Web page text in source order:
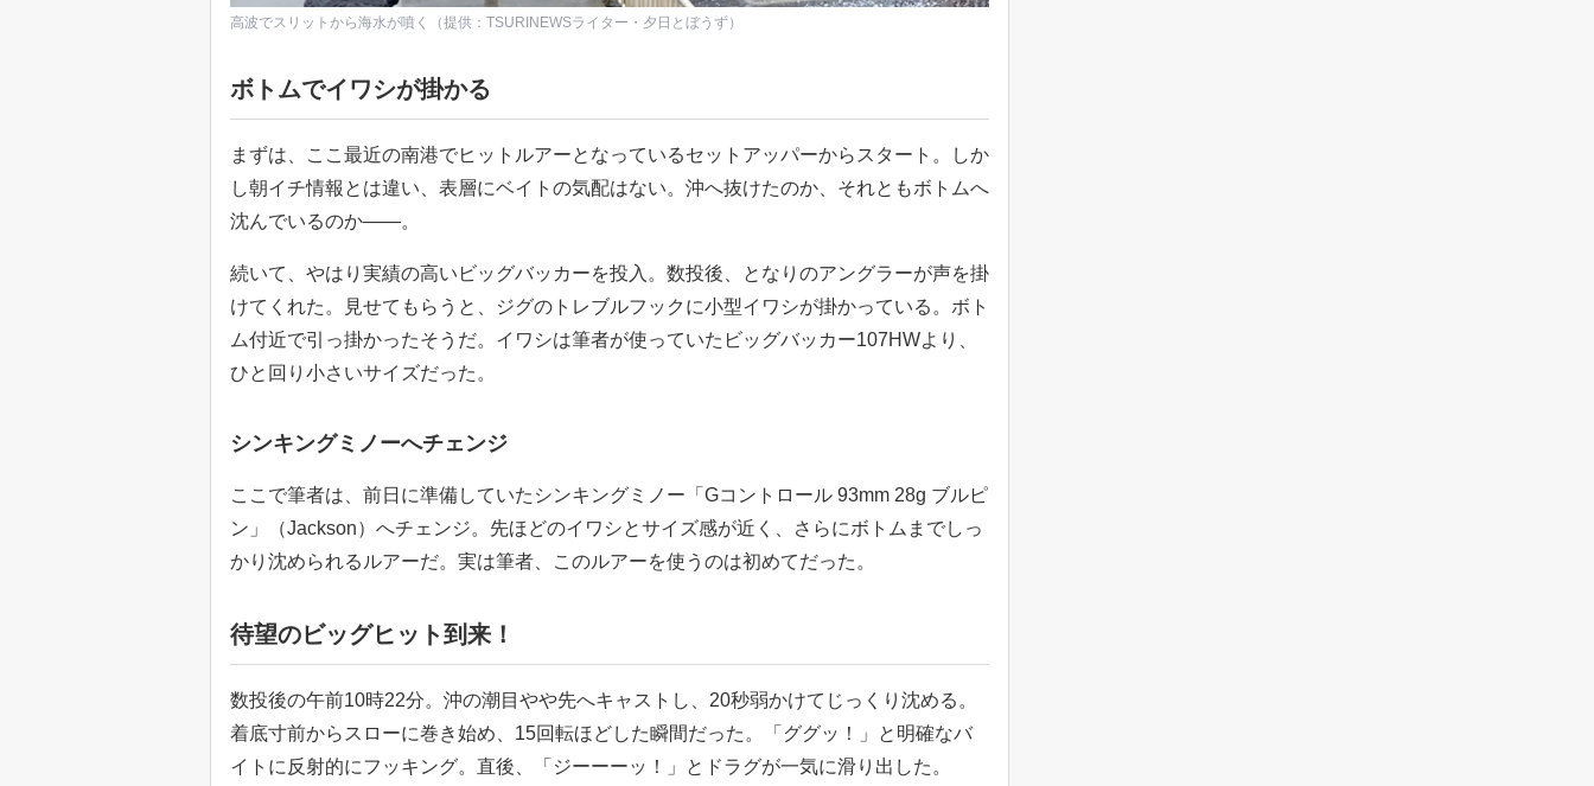
高波でスリットから海水が噴く（提供：TSURINEWSライター・夕日とぼうず）
ボトムでイワシが掛かる
まずは、ここ最近の南港でヒットルアーとなっているセットアッパーからスタート。しか
し朝イチ情報とは違い、表層にベイトの気配はない。沖へ抜けたのか、それともボトムへ
沈んでいるのか――。
続いて、やはり実績の高いビッグバッカーを投入。数投後、となりのアングラーが声を掛
けてくれた。見せてもらうと、ジグのトレブルフックに小型イワシが掛かっている。ボト
ム付近で引っ掛かったそうだ。イワシは筆者が使っていたビッグバッカー107HWより、
ひと回り小さいサイズだった。
シンキングミノーへチェンジ
ここで筆者は、前日に準備していたシンキングミノー「Gコントロール 93mm 28g ブルピ
ン」（Jackson）へチェンジ。先ほどのイワシとサイズ感が近く、さらにボトムまでしっ
かり沈められるルアーだ。実は筆者、このルアーを使うのは初めてだった。
待望のビッグヒット到来！
数投後の午前10時22分。沖の潮目やや先へキャストし、20秒弱かけてじっくり沈める。
着底寸前からスローに巻き始め、15回転ほどした瞬間だった。「ググッ！」と明確なバ
イトに反射的にフッキング。直後、「ジーーーッ！」とドラグが一気に滑り出した。